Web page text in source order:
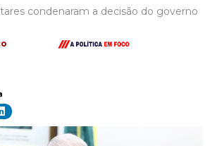
condenaram a decisão do governo